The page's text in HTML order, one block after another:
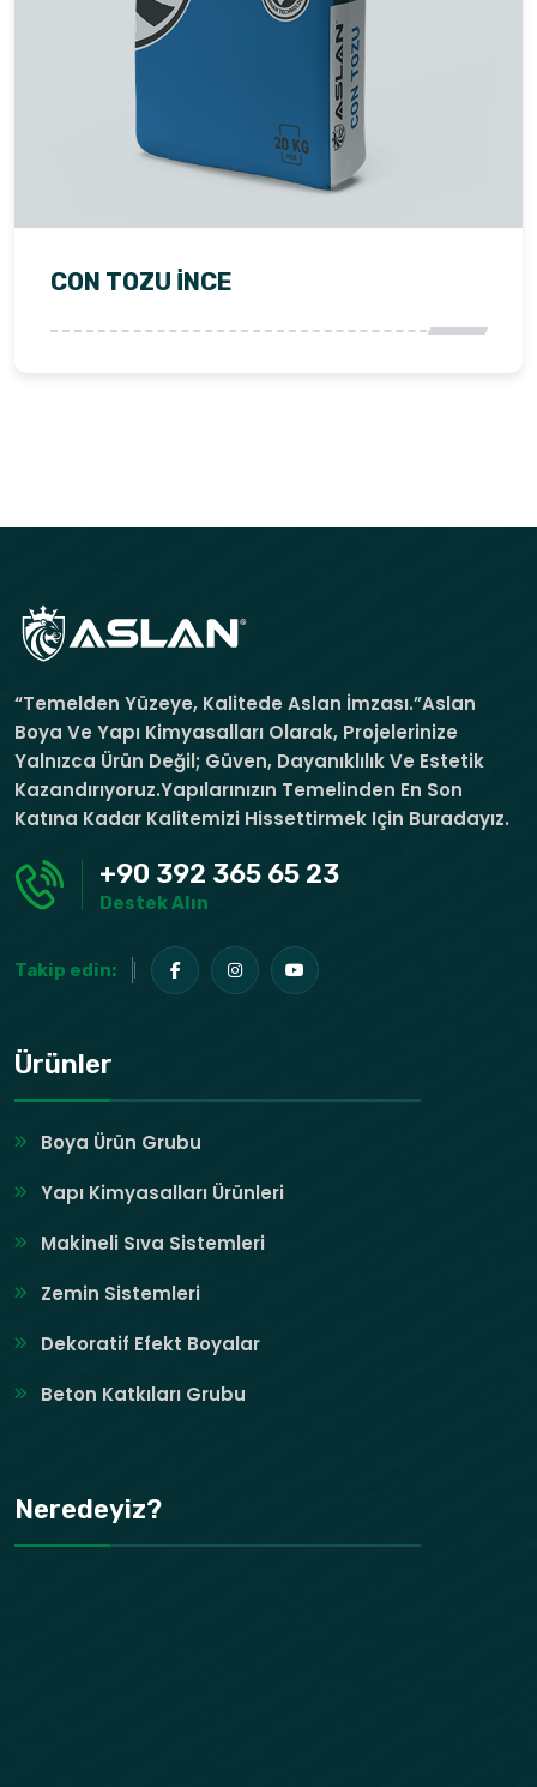
CON TOZU İNCE
“Temelden Yüzeye, Kalitede Aslan İmzası.”Aslan
Boya Ve Yapı Kimyasalları Olarak, Projelerinize
Yalnızca Ürün Değil; Güven, Dayanıklılık Ve Estetik
Kazandırıyoruz.Yapılarınızın Temelinden En Son
Katına Kadar Kalitemizi Hissettirmek Için Buradayız.
+90 392 365 65 23
Destek Alın
Takip edin:
Ürünler
Boya Ürün Grubu
Yapı Kimyasalları Ürünleri
Makineli Sıva Sistemleri
Zemin Sistemleri
Dekoratif Efekt Boyalar
Beton Katkıları Grubu
Neredeyiz?